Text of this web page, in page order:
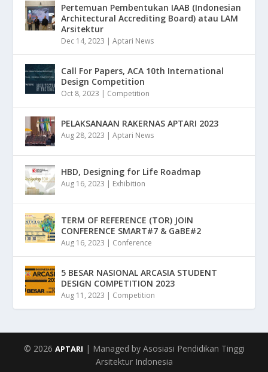
Pertemuan Pembentukan IAAB (Indonesian
Architectural Accrediting Board) atau LAM
Arsitektur
Dec 14, 2023 |Aptari News
Call For Papers, ACA 10th International
Design Competition
Oct 8, 2023 | Competition
PELAKSANAAN RAKERNAS APTARI 2023
Aug 28, 2023 |Aptari News
HBD, Designing for Life Roadmap
Aug 16, 2023 | Exhibition
TERM OF REFERENCE (TOR) JOIN
CONFERENCE SMART#7 & GaBE#2
Aug 16, 2023 | Conference
5 BESAR NASIONAL ARCASIA STUDENT
DESIGN COMPETITION 2023
Aug 11, 2023 | Competition
© 2026 APTARI | Managed by Asosiasi Pendidikan Tinggi
Arsitektur Indonesia